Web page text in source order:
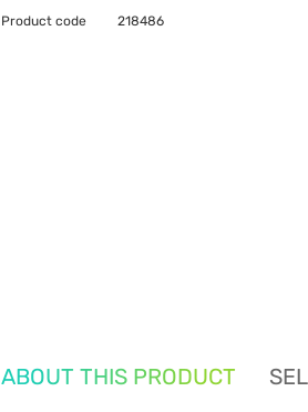
Product code 218486
ABOUT THIS PRODUCT